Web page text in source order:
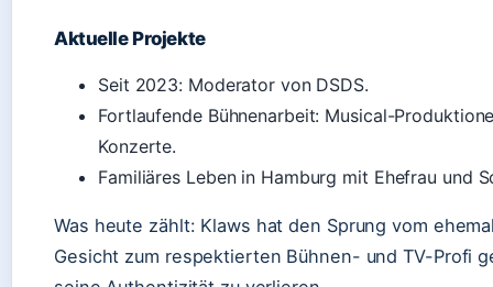
Aktuelle Projekte
Seit 2023: Moderator von DSDS.
Fortlaufende Bühnenarbeit: Musical-
Konzerte.
Familiäres Leben in Hamburg mit Ehefrau und
Was heute zählt: Klaws hat den Sprung vom
Gesicht zum respektierten Bühnen- und TV-Profi